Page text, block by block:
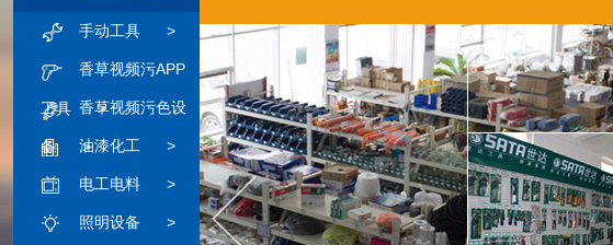
手动工具 >
香草视频污APP
工具 >
香草视频污色设
备 >
油漆化工 >
电工电料 >
照明设备 >